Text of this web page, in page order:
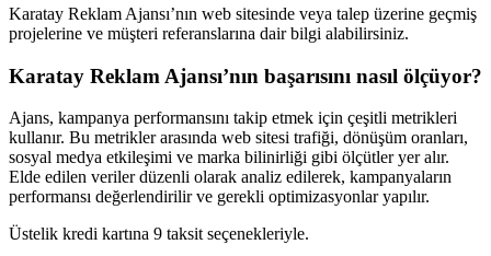
Karatay Reklam Ajansı’nın web sitesinde veya talep üzerine geçmiş
projelerine ve müşteri referanslarına dair bilgi alabilirsiniz.
Karatay Reklam Ajansı’nın başarısını nasıl ölçüyor?
Ajans, kampanya performansını takip etmek için çeşitli metrikleri
kullanır. Bu metrikler arasında web sitesi trafiği, dönüşüm oranları,
sosyal medya etkileşimi ve marka bilinirliği gibi ölçütler yer alır.
Elde edilen veriler düzenli olarak analiz edilerek, kampanyaların
performansı değerlendirilir ve gerekli optimizasyonlar yapılır.
Üstelik kredi kartına 9 taksit seçenekleriyle.